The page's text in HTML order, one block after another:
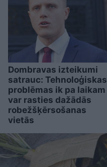
Dombravas izteikumi
satrauc: Tehnoloģiskas
problēmas ik pa laikam
var rasties dažādās
robežšķērsošanas
vietās